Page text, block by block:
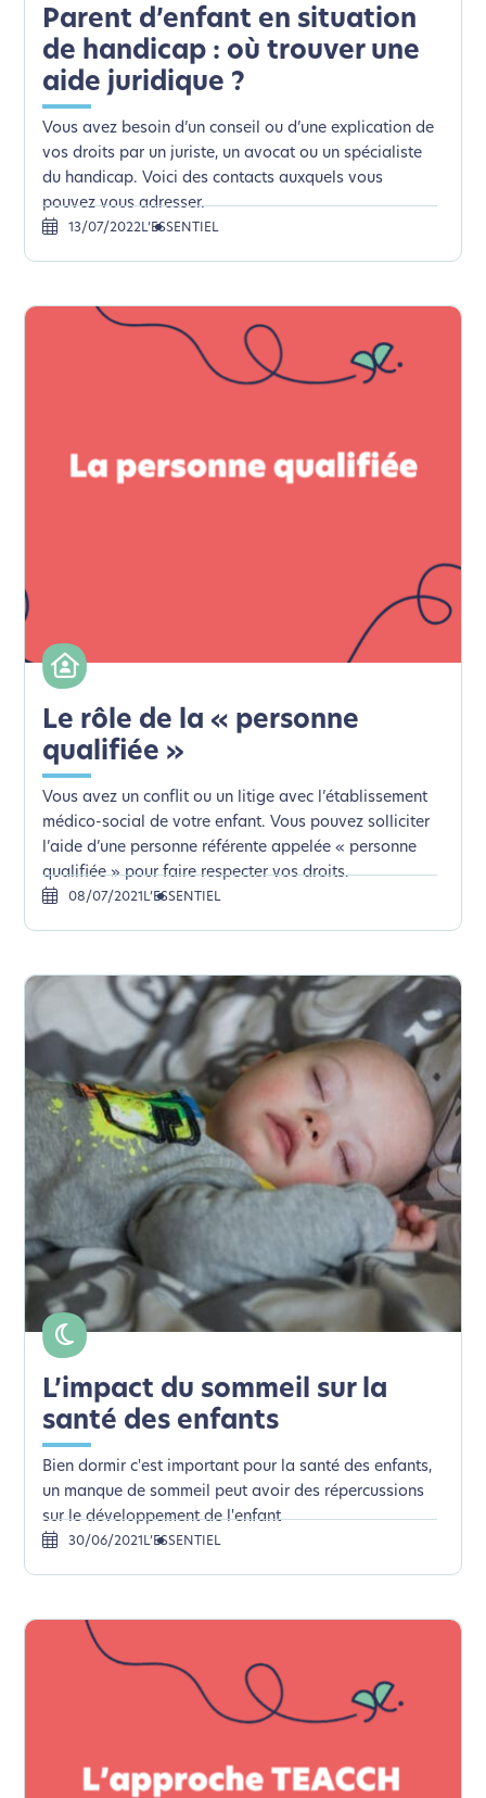
concerne aussi !
Nous avons développé ce site Internet dans le cadre
d’une démarche forte d’écoconception.
Si vous aussi vous souhaitez diminuer drastiquement
les besoins énergétiques nécessaires à votre
l’écoconception.
Merci pour votre contribution !
Parent d’enfant en situation
de handicap : où trouver une
aide juridique ?
Vous avez besoin d’un conseil ou d’une explication de
vos droits par un juriste, un avocat ou un spécialiste
du handicap. Voici des contacts auxquels vous
pouvez vous adresser.
13/07/2022L’ESSENTIEL
Le rôle de la « personne
qualifiée »
Vous avez un conflit ou un litige avec l’établissement
médico-social de votre enfant. Vous pouvez solliciter
l’aide d’une personne référente appelée « personne
qualifiée » pour faire respecter vos droits.
08/07/2021 L’ESSENTIEL
L’impact du sommeil sur la
santé des enfants
Bien dormir c'est important pour la santé des enfants,
un manque de sommeil peut avoir des répercussions
sur le développement de l'enfant
30/06/2021 L’ESSENTIEL